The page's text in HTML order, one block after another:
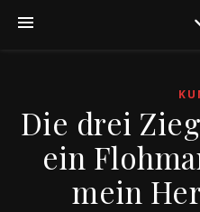
Die drei
ein
mein